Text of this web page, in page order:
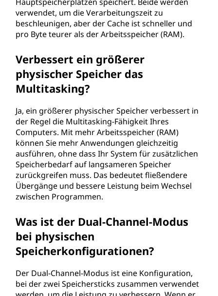
verwendet, um die Verarbeitungszeit zu
beschleunigen, aber der Cache ist schneller und
pro Byte teurer als der Arbeitsspeicher (RAM).
Verbessert ein größerer
physischer Speicher das
Multitasking?
Ja, ein größerer physischer Speicher verbessert in
der Regel die Multitasking-Fähigkeit Ihres
Computers. Mit mehr Arbeitsspeicher (RAM)
können Sie mehr Anwendungen gleichzeitig
ausführen, ohne dass Ihr System für zusätzlichen
Speicherbedarf auf langsameren Speicher
zurückgreifen muss. Das bedeutet fließendere
Übergänge und bessere Leistung beim Wechsel
zwischen Programmen.
Was ist der Dual-Channel-Modus
bei physischen
Speicherkonfigurationen?
Der Dual-Channel-Modus ist eine Konfiguration,
bei der zwei Speichersticks zusammen verwendet